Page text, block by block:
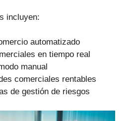
incluyen:
automatizado
en tiempo real
manual
comerciales rentables
de gestión de riesgos